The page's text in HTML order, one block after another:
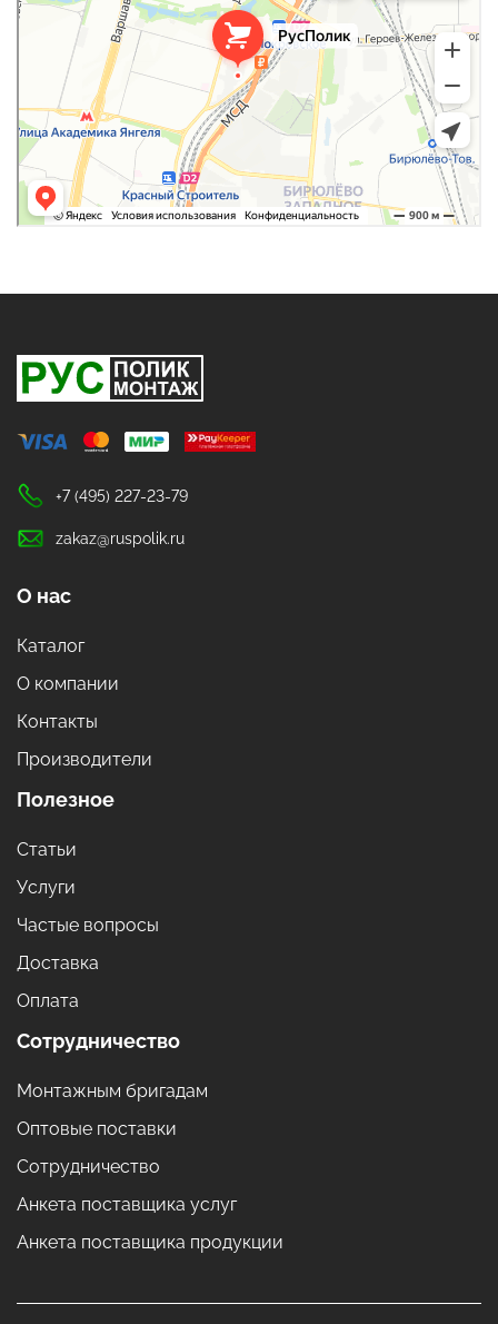
+7 (495) 227-23-79
zakaz@ruspolik.ru
О нас
Каталог
О компании
Контакты
Производители
Полезное
Статьи
Услуги
Частые вопросы
Доставка
Оплата
Сотрудничество
Монтажным бригадам
Оптовые поставки
Сотрудничество
Анкета поставщика услуг
Анкета поставщика продукции